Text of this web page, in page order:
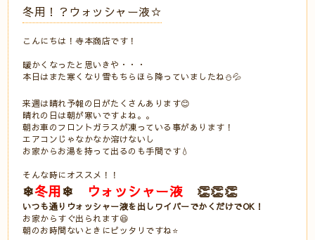
冬用！？ウォッシャー液☆
こんにちは！寺本商店です！
暖かくなったと思いきや・・・
本日はまた寒くなり雪もちらほら降っていましたね⛄💦
来週は晴れ予報の日がたくさんあります😊
晴れの日は朝が寒いですよね。。
朝お車のフロントガラスが凍っている事があります！
エアコンじゃなかなか溶けないし
お家からお湯を持って出るのも手間です💧
そんな時にオススメ！！
❄冬用❄ ウォッシャー液 👏👏👏
いつも通りウォッシャー液を出しワイパーでかくだけでOK！
お家からすぐ出られます😆
朝のお時間ないときにピッタリですね⭐